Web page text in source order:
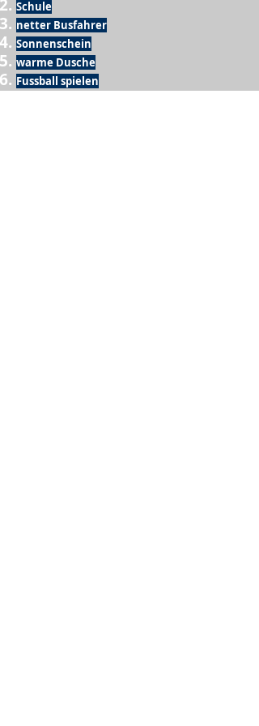
Schule
netter Busfahrer
Sonnenschein
warme Dusche
Fussball spielen